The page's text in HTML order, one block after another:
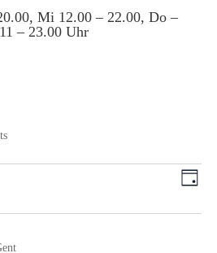
Mi 12.00 – 22.00, Do –
– 23.00 Uhr
Tag